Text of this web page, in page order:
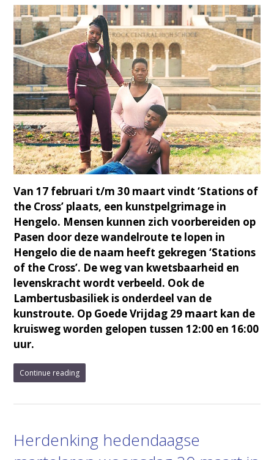
Van 17 februari t/m 30 maart vindt ‘Stations of
the Cross’ plaats, een kunstpelgrimage in
Hengelo. Mensen kunnen zich voorbereiden op
Pasen door deze wandelroute te lopen in
Hengelo die de naam heeft gekregen ‘Stations
of the Cross’. De weg van kwetsbaarheid en
levenskracht wordt verbeeld. Ook de
Lambertusbasiliek is onderdeel van de
kunstroute. Op Goede Vrijdag 29 maart kan de
kruisweg worden gelopen tussen 12:00 en 16:00
uur.
Continue reading
Herdenking hedendaagse